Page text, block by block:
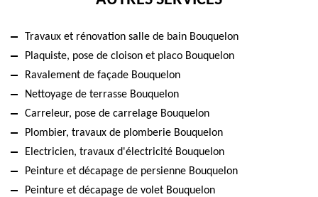
Travaux et rénovation salle de bain Bouquelon
Plaquiste, pose de cloison et placo Bouquelon
Ravalement de façade Bouquelon
Nettoyage de terrasse Bouquelon
Carreleur, pose de carrelage Bouquelon
Plombier, travaux de plomberie Bouquelon
Electricien, travaux d'électricité Bouquelon
Peinture et décapage de persienne Bouquelon
Peinture et décapage de volet Bouquelon